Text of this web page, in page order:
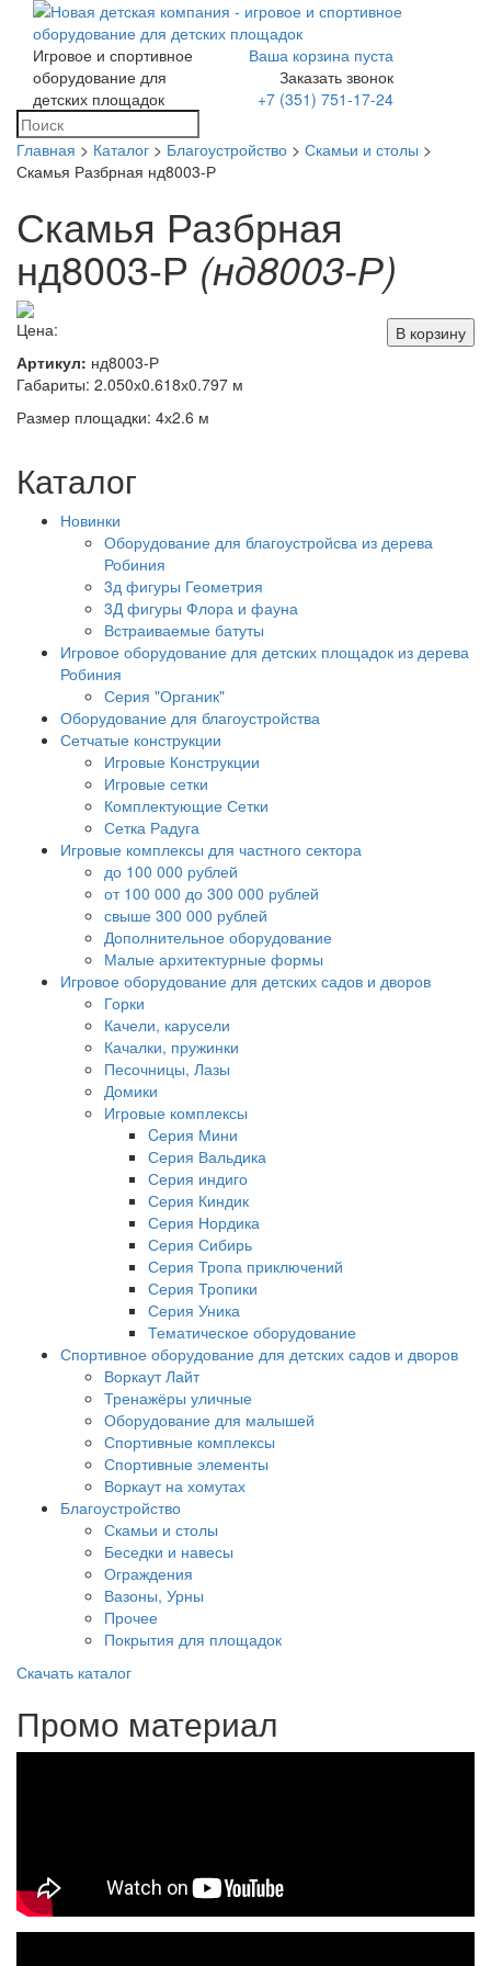
Игровое и спортивное
оборудование для
детских площадок
Ваша корзина пуста
Заказать звонок
+7 (351) 751-17-24
Главная > Каталог > Благоустройство > Скамьи и столы >
Скамья Разбрная нд8003-Р
Скамья Разбрная
нд8003-Р (нд8003-Р)
Цена:
В корзину
Артикул: нд8003-Р
Габариты: 2.050х0.618х0.797 м
Размер площадки: 4х2.6 м
Каталог
Новинки
Оборудование для благоустройсва из дерева
Робиния
3д фигуры Геометрия
3Д фигуры Флора и фауна
Встраиваемые батуты
Игровое оборудование для детских площадок из дерева
Робиния
Серия "Органик"
Оборудование для благоустройства
Сетчатые конструкции
Игровые Конструкции
Игровые сетки
Комплектующие Сетки
Сетка Радуга
Игровые комплексы для частного сектора
до 100 000 рублей
от 100 000 до 300 000 рублей
свыше 300 000 рублей
Дополнительное оборудование
Малые архитектурные формы
Игровое оборудование для детских садов и дворов
Горки
Качели, карусели
Качалки, пружинки
Песочницы, Лазы
Домики
Игровые комплексы
Cерия Мини
Серия Вальдика
Серия индиго
Серия Киндик
Серия Нордика
Серия Сибирь
Серия Тропа приключений
Серия Тропики
Серия Уника
Тематическое оборудование
Спортивное оборудование для детских садов и дворов
Воркаут Лайт
Тренажёры уличные
Оборудование для малышей
Спортивные комплексы
Спортивные элементы
Воркаут на хомутах
Благоустройство
Скамьи и столы
Беседки и навесы
Ограждения
Вазоны, Урны
Прочее
Покрытия для площадок
Скачать каталог
Промо материал